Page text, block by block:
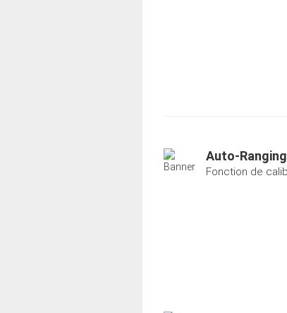
Auto-
Fonction de